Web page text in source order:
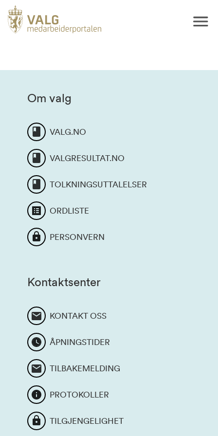
Om valg
VALG.NO
VALGRESULTAT.NO
TOLKNINGSUTTALELSER
ORDLISTE
PERSONVERN
Kontaktsenter
KONTAKT OSS
ÅPNINGSTIDER
TILBAKEMELDING
PROTOKOLLER
TILGJENGELIGHET